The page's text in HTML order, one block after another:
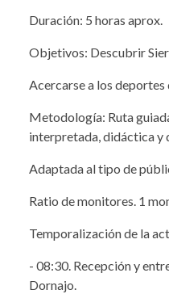
Duración: 5 horas aprox.
Objetivos: Descubrir
Acercarse a los deportes
Metodología: Ruta
interpretada, didáctica y
Adaptada al tipo de
Ratio de monitores. 1
Temporalización de la
- 08:30. Recepción y
Dornajo.